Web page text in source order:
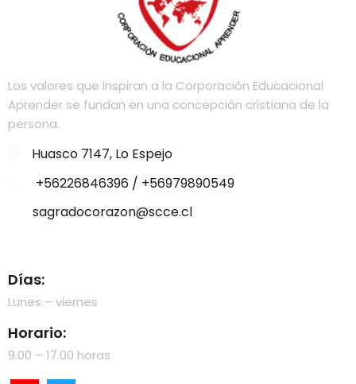
Los valores que inspiran a la Corporación Educacional
Aprender se fundan en una concepción cristiana de la
persona.
Huasco 7147, Lo Espejo
+56226846396 / +56979890549
sagradocorazon@scce.cl
Días:
Lunes – viernes
Horario:
9.00 – 17.00 horas